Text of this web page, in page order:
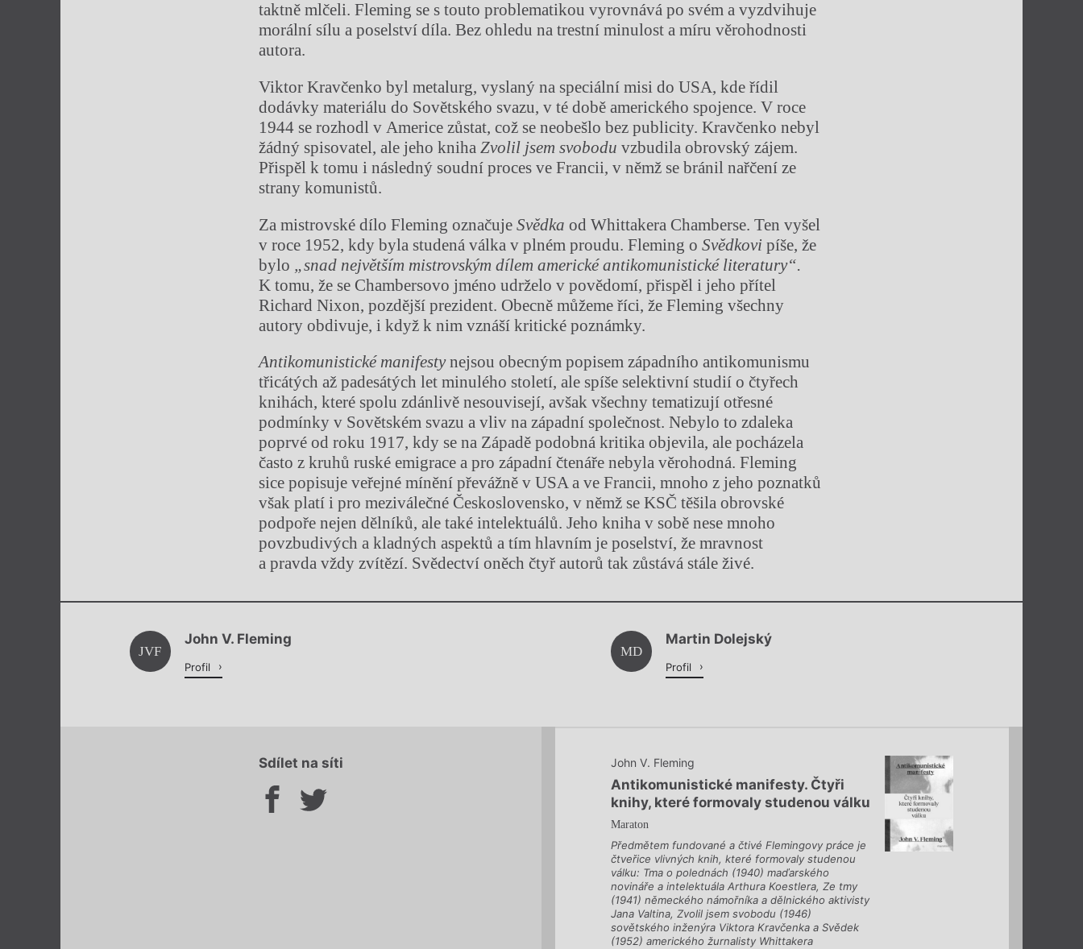
taktně mlčeli. Fleming se s touto problematikou vyrovnává po svém a vyzdvihuje
morální sílu a poselství díla. Bez ohledu na trestní minulost a míru věrohodnosti
autora.
Viktor Kravčenko byl metalurg, vyslaný na speciální misi do USA, kde řídil
dodávky materiálu do Sovětského svazu, v té době amerického spojence. V roce
1944 se rozhodl v Americe zůstat, což se neobešlo bez publicity. Kravčenko nebyl
žádný spisovatel, ale jeho knihaZvolil jsem svobodu vzbudila obrovský zájem.
Přispěl k tomu i následný soudní proces ve Francii, v němž se bránil nařčení ze
strany komunistů.
Za mistrovské dílo Fleming označujeSvědka od Whittakera Chamberse. Ten vyšel
v roce 1952, kdy byla studená válka v plném proudu. Fleming oSvědkovi píše, že
bylo „snad největším mistrovským dílem americké antikomunistické literatury“.
K tomu, že se Chambersovo jméno udrželo v povědomí, přispěl i jeho přítel
Richard Nixon, pozdější prezident. Obecně můžeme říci, že Fleming všechny
autory obdivuje, i když k nim vznáší kritické poznámky.
Antikomunistické manifestynejsou obecným popisem západního antikomunismu
třicátých až padesátých let minulého století, ale spíše selektivní studií o čtyřech
knihách, které spolu zdánlivě nesouvisejí, avšak všechny tematizují otřesné
podmínky v Sovětském svazu a vliv na západní společnost. Nebylo to zdaleka
poprvé od roku 1917, kdy se na Západě podobná kritika objevila, ale pocházela
často z kruhů ruské emigrace a pro západní čtenáře nebyla věrohodná. Fleming
sice popisuje veřejné mínění převážně v USA a ve Francii, mnoho z jeho poznatků
však platí i pro meziválečné Československo, v němž se KSČ těšila obrovské
podpoře nejen dělníků, ale také intelektuálů. Jeho kniha v sobě nese mnoho
povzbudivých a kladných aspektů a tím hlavním je poselství, že mravnost
a pravda vždy zvítězí. Svědectví oněch čtyř autorů tak zůstává stále živé.
Chviličku.
JVF
John V. Fleming
Profil
MD
Martin Dolejský
Profil
Sdílet na síti John V. Fleming
Antikomunistické manifesty. Čtyři
knihy, které formovaly studenou válku
Maraton
Předmětem fundované a čtivé Flemingovy práce je
čtveřice vlivných knih, které formovaly studenou
válku: Tma o polednách (1940) maďarského
novináře a intelektuála Arthura Koestlera, Ze tmy
(1941) německého námořníka a dělnického aktivisty
Jana Valtina, Zvolil jsem svobodu (1946)
sovětského inženýra Viktora Kravčenka a Svědek
(1952) amerického žurnalisty Whittakera